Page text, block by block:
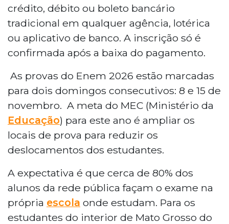
crédito, débito ou boleto bancário
tradicional em qualquer agência, lotérica
ou aplicativo de banco. A inscrição só é
confirmada após a baixa do pagamento.
As provas do Enem 2026 estão marcadas
para dois domingos consecutivos: 8 e 15 de
novembro. A meta do MEC (Ministério da
Educação) para este ano é ampliar os
locais de prova para reduzir os
deslocamentos dos estudantes.
A expectativa é que cerca de 80% dos
alunos da rede pública façam o exame na
própria escola onde estudam. Para os
estudantes do interior de Mato Grosso do